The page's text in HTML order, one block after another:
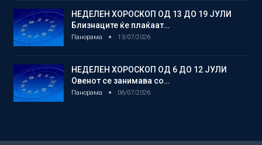
НЕДЕЛЕН ХОРОСКОП ОД 13 ДО 19 ЈУЛИ
Близнаците ќе плаќаат…
Панорама 13/07/2026
НЕДЕЛЕН ХОРОСКОП ОД 6 ДО 12 ЈУЛИ
Овенот се занимава со…
Панорама 06/07/2026